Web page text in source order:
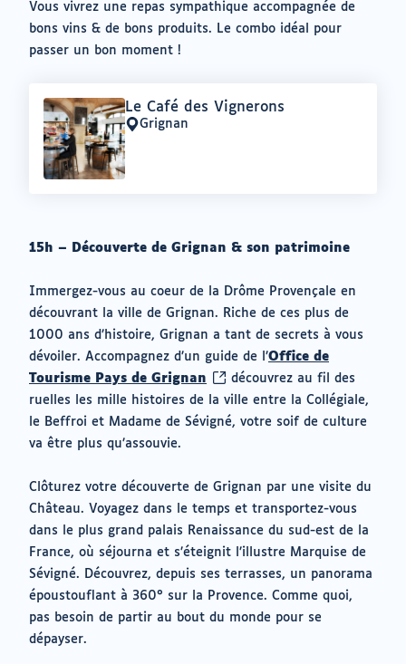
Vous vivrez une repas sympathique accompagnée de
bons vins & de bons produits. Le combo idéal pour
passer un bon moment !
Offre
:
Le Café des Vignerons
Lieu
:
Grignan
15h – Découverte de Grignan & son patrimoine
Immergez-vous au coeur de la Drôme Provençale en
découvrant la ville de Grignan. Riche de ces plus de
1000 ans d’histoire, Grignan a tant de secrets à vous
dévoiler. Accompagnez d’un guide de l’Office de
Tourisme Pays de Grignan (ouvrir
vers
un
découvrez au fil des
ruelles les mille histoires de la ville entre la Collégiale,
le Beffroi et Madame de Sévigné, votre soif de culture
va être plus qu’assouvie.
Clôturez votre découverte de Grignan par une visite du
Château. Voyagez dans le temps et transportez-vous
dans le plus grand palais Renaissance du sud-est de la
France, où séjourna et s’éteignit l’illustre Marquise de
Sévigné. Découvrez, depuis ses terrasses, un panorama
époustouflant à 360° sur la Provence. Comme quoi,
pas besoin de partir au bout du monde pour se
dépayser.